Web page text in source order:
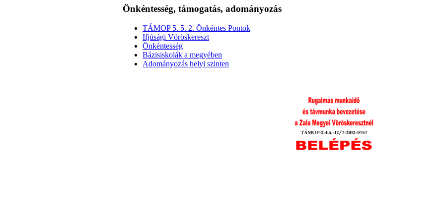
Önkéntesség, támogatás, adományozás
TÁMOP 5. 5. 2. Önkéntes Pontok
Ifjúsági Vöröskereszt
Önkéntesség
Bázisiskolák a megyében
Adományozás helyi szinten